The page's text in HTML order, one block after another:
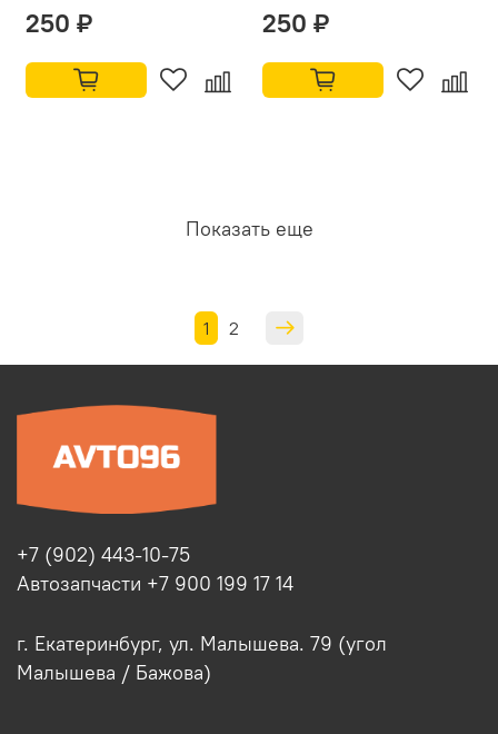
250 ₽ 250 ₽
Показать еще
1 2
+7 (902) 443-10-75
Автозапчасти +7 900 199 17 14
г. Екатеринбург, ул. Малышева. 79 (угол
Малышева / Бажова)